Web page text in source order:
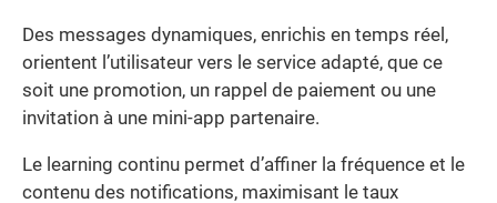
Des messages dynamiques, enrichis en temps réel,
orientent l’utilisateur vers le service adapté, que ce
soit une promotion, un rappel de paiement ou une
invitation à une mini-app partenaire.
Le learning continu permet d’affiner la fréquence et le
contenu des notifications, maximisant le taux